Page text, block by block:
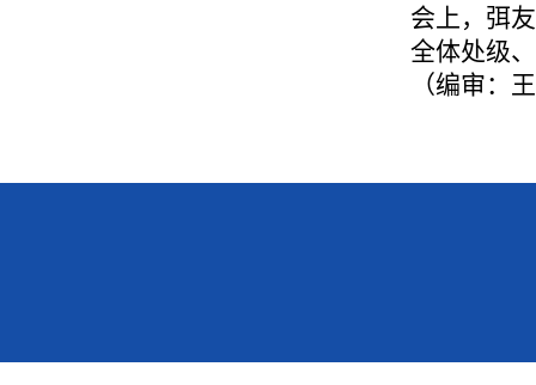
会上，弭
全体处级
（编审：